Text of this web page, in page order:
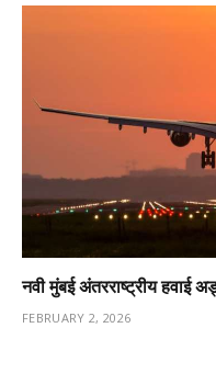
नवी मुंबई अंतरराष्ट्रीय
FEBRUARY 2, 2026